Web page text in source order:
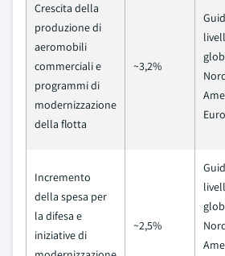
Crescita della
produzione di
aeromobili
commerciali e
programmi di
modernizzazione
della flotta
~3,2%
Incremento
della spesa per
la difesa e
iniziative di
~2,5%